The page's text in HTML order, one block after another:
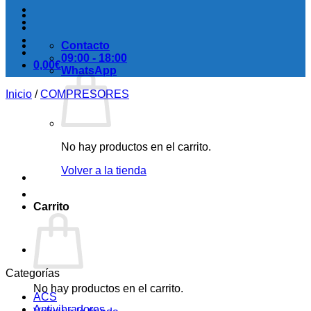
0,00€
No hay productos en el carrito.
Volver a la tienda
Carrito
No hay productos en el carrito.
Contacto
09:00 - 18:00
WhatsApp
Inicio / COMPRESORES
Categorías
ACS